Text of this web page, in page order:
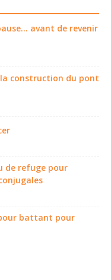
avant de revenir
construction du pont
de refuge pour
battant pour